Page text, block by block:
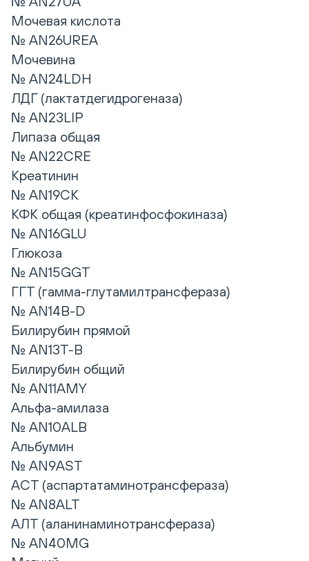
Мочевая кислота
№ AN26UREA
Мочевина
№ AN24LDH
ЛДГ (лактатдегидрогеназа)
№ AN23LIP
Липаза общая
№ AN22CRE
Креатинин
№ AN19CK
КФК общая (креатинфосфокиназа)
№ AN16GLU
Глюкоза
№ AN15GGT
ГГТ (гамма-глутамилтрансфераза)
№ AN14B-D
Билирубин прямой
№ AN13T-B
Билирубин общий
№ AN11AMY
Альфа-амилаза
№ AN10ALB
Альбумин
№ AN9AST
АСТ (аспартатаминотрансфераза)
№ AN8ALT
АЛТ (аланинаминотрансфераза)
№ AN40MG